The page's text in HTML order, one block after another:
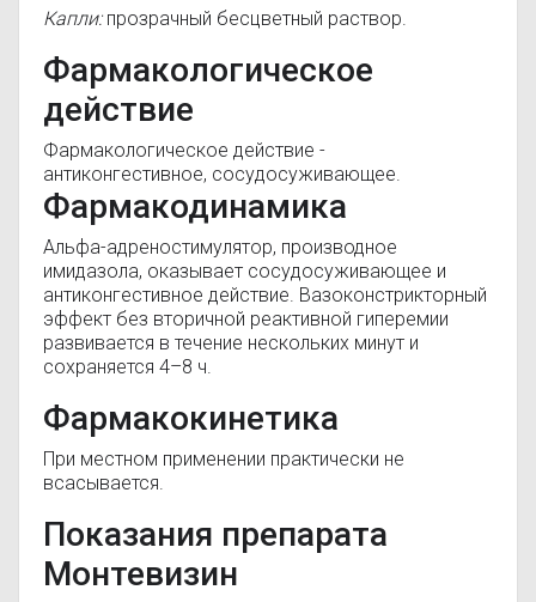
Капли:прозрачный бесцветный раствор.
Фармакологическое
действие
Фармакологическое действие -
антиконгестивное, сосудосуживающее.
Фармакодинамика
Альфа-адреностимулятор, производное
имидазола, оказывает сосудосуживающее и
антиконгестивное действие. Вазоконстрикторный
эффект без вторичной реактивной гиперемии
развивается в течение нескольких минут и
сохраняется 4–8 ч.
Фармакокинетика
При местном применении практически не
всасывается.
Показания препарата
Монтевизин